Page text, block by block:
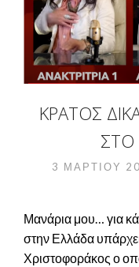
ΚΡΆΤΟΣ
ΣΤΟ
3 ΜΑΡΤΊΟΥ
Μανάρια μου… για
στην Ελλάδα
Χριστοφοράκος ο